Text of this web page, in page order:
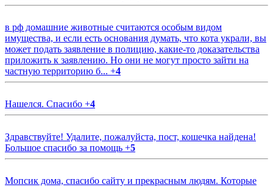
в рф домашние животные считаются особым видом
имущества, и если есть основания думать, что кота украли, вы
может подать заявление в полицию, какие-то доказательства
приложить к заявлению. Но они не могут просто зайти на
частную территорию б... +4
Нашелся. Спасибо +4
Здравствуйте! Удалите, пожалуйста, пост, кошечка найдена!
Большое спасибо за помощь +5
Мопсик дома, спасибо сайту и прекрасным людям. Которые